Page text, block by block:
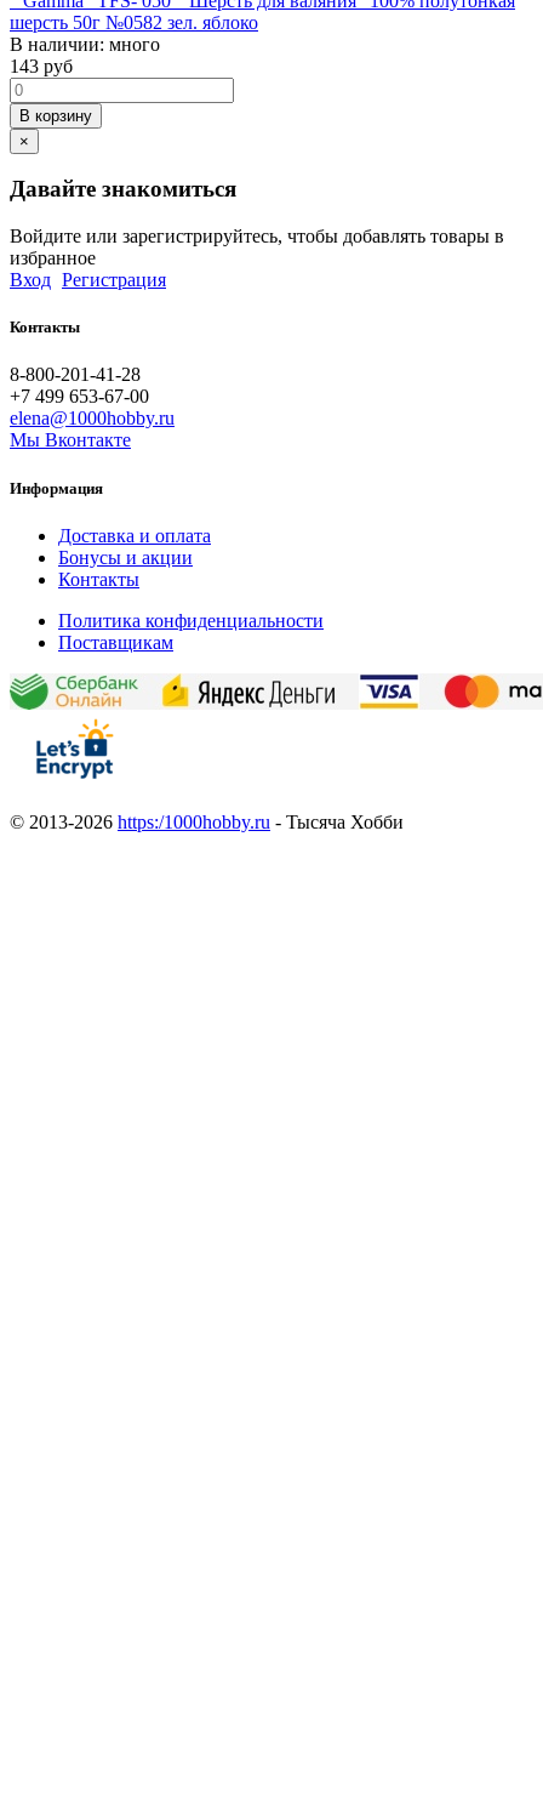
шерсть 50г №0582 зел. яблоко
В наличии: много
143 руб
В корзину
×
Давайте знакомиться
Войдите или зарегистрируйтесь, чтобы добавлять товары в
избранное
Вход Регистрация
Контакты
8-800-201-41-28
+7 499 653-67-00
elena@1000hobby.ru
Мы Вконтакте
Информация
Доставка и оплата
Бонусы и акции
Контакты
Политика конфиденциальности
Поставщикам
© 2013-2026 https:/1000hobby.ru - Тысяча Хобби